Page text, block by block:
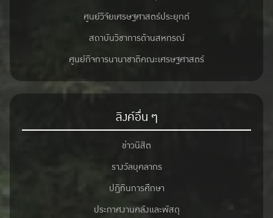
ศูนย์วิจัยเศรษฐศาสตร์ประยุกต์
สถาบันวิชาการด้านสหกรณ์
ศูนย์กิจการนานาชาติคณะเศรษฐศาสตร์
ลิงค์อื่น ๆ
ข่าวนิสิต
รางวัลบุคลากร
ปฎิทินการศึกษา
ประกาศงานคลังและพัสดุ